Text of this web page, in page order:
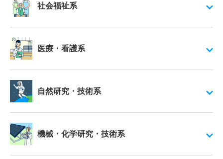
社会福祉系
医療・看護系
自然研究・技術系
機械・化学研究・技術系